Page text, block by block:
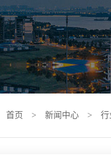
首页 > 新闻中心 > 行